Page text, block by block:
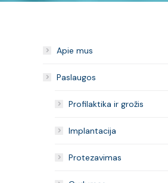
Apie mus
Paslaugos
Profilaktika ir grožis
Implantacija
Protezavimas